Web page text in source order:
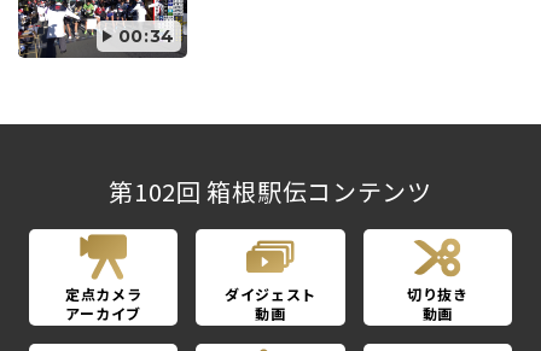
00:34
第102回 箱根駅伝コンテンツ
定点カメラ
アーカイブ
ダイジェスト
動画
切り抜き
動画